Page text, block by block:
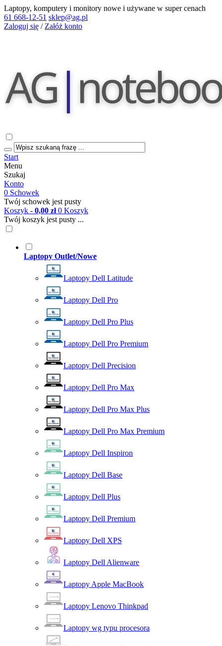
Laptopy, komputery i monitory nowe i używane w super cenach
61 668-12-51 sklep@ag.pl
Zaloguj się / Załóż konto
Start
Menu
Szukaj
Konto
0 Schowek
Twój schowek jest pusty
Koszyk - 0,00 zł 0 Koszyk
Twój koszyk jest pusty ...
Laptopy Outlet/Nowe
Laptopy Dell Latitude
Laptopy Dell Pro
Laptopy Dell Pro Plus
Laptopy Dell Pro Premium
Laptopy Dell Precision
Laptopy Dell Pro Max
Laptopy Dell Pro Max Plus
Laptopy Dell Pro Max Premium
Laptopy Dell Inspiron
Laptopy Dell Base
Laptopy Dell Plus
Laptopy Dell Premium
Laptopy Dell XPS
Laptopy Dell Alienware
Laptopy Apple MacBook
Laptopy Lenovo Thinkpad
Laptopy wg typu procesora